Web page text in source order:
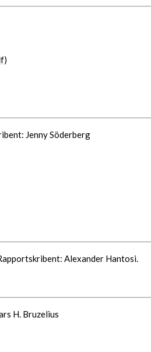
Jenny Söderberg
Alexander Hantosi.
H. Bruzelius